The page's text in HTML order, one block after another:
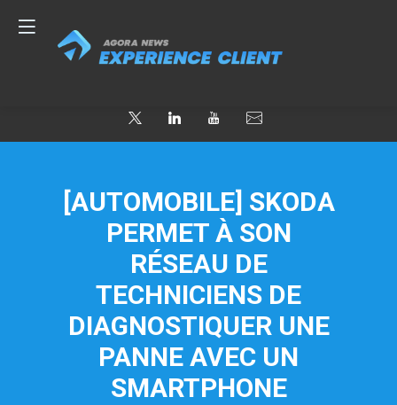
[AUTOMOBILE] SKODA
PERMET À SON
RÉSEAU DE
TECHNICIENS DE
DIAGNOSTIQUER UNE
PANNE AVEC UN
SMARTPHONE